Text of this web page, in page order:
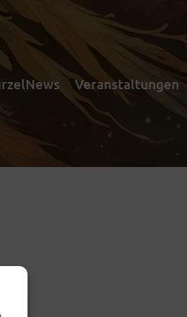
Veranstaltungen